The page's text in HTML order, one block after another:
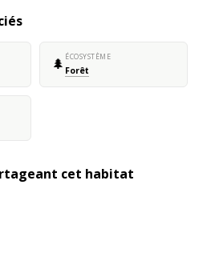
🌲 ÉCOSYSTÈME
Forêt
cet habitat